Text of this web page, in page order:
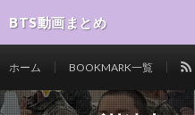
BTS動画まとめ
ホーム BOOKMARK一覧